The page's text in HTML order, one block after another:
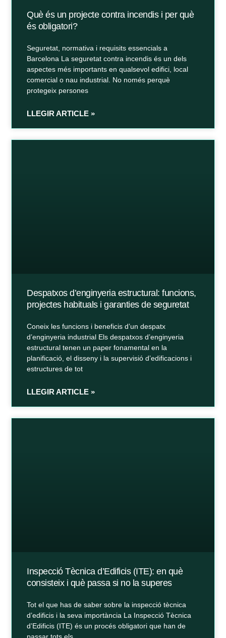
Què és un projecte contra incendis i per què
és obligatori?
Seguretat, normativa i requisits essencials a
Barcelona La seguretat contra incendis és un dels
aspectes més importants en qualsevol edifici, local
comercial o nau industrial. No només perquè
protegeix persones
LLEGIR ARTICLE »
Despatxos d’enginyeria estructural: funcions,
projectes habituals i garanties de seguretat
Coneix les funcions i beneficis d’un despatx
d’enginyeria industrial Els despatxos d’enginyeria
estructural tenen un paper fonamental en la
planificació, el disseny i la supervisió d’edificacions i
estructures de tot
LLEGIR ARTICLE »
Inspecció Tècnica d’Edificis (ITE): en què
consisteix i què passa si no la superes
Tot el que has de saber sobre la inspecció tècnica
d’edificis i la seva importància La Inspecció Tècnica
d’Edificis (ITE) és un procés obligatori que han de